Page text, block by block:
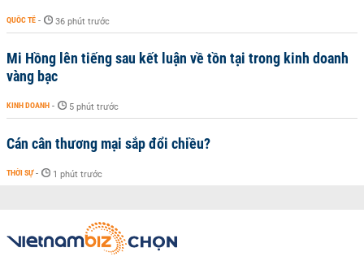
QUỐC TẾ - 36 phút trước
Mi Hồng lên tiếng sau kết luận về tồn tại trong kinh doanh
vàng bạc
KINH DOANH - 5 phút trước
Cán cân thương mại sắp đổi chiều?
THỜI SỰ - 1 phút trước